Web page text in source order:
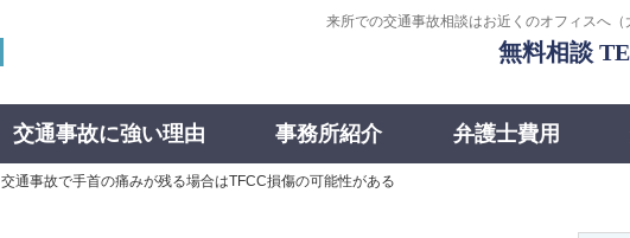
来所での交通事故相談はお近くのオフィスへ
交通事故に強い理由 事務所紹介 弁護士費用
交通事故で手首の痛みが残る場合はTFCC損傷の可能性がある